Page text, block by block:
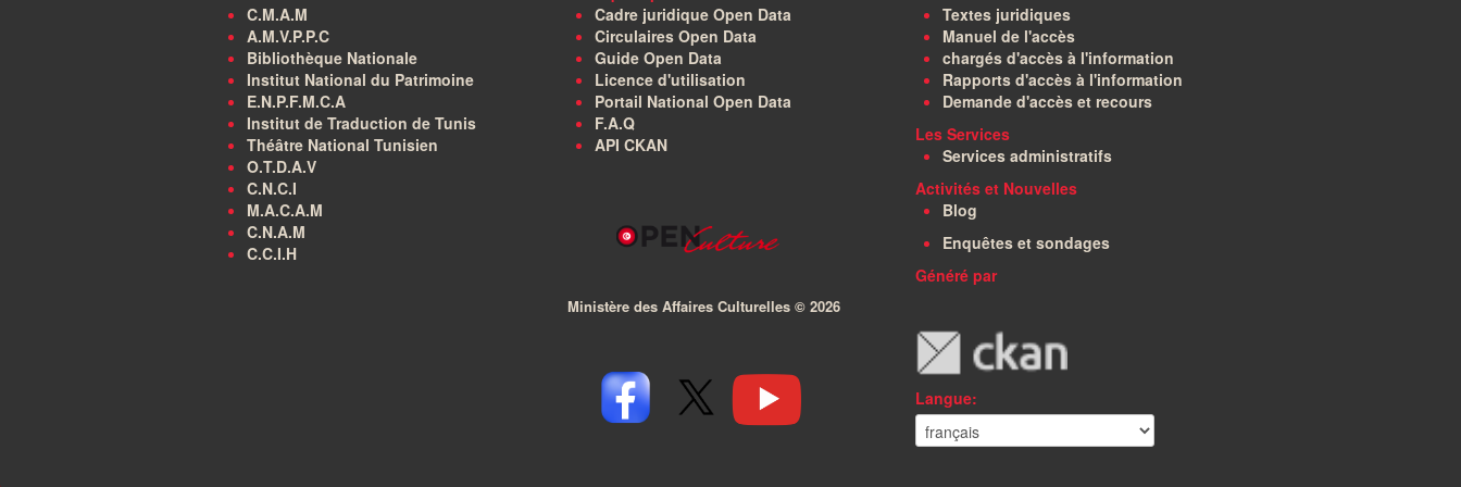
C.M.A.M
A.M.V.P.P.C
Bibliothèque Nationale
Institut National du Patrimoine
E.N.P.F.M.C.A
Institut de Traduction de Tunis
Théâtre National Tunisien
O.T.D.A.V
C.N.C.I
M.A.C.A.M
C.N.A.M
C.C.I.H
Cadre juridique Open Data
Circulaires Open Data
Guide Open Data
Licence d'utilisation
Portail National Open Data
F.A.Q
API CKAN
Ministère des Affaires Culturelles © 2026
Textes juridiques
Manuel de l'accès
chargés d'accès à l'information
Rapports d'accès à l'information
Demande d'accès et recours
Les Services
Services administratifs
Activités et Nouvelles
Blog
Enquêtes et sondages
Généré par
Langue